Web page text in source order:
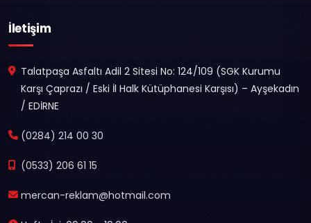
İletişim
Talatpaşa Asfaltı Adil 2 Sitesi No: 124/109 (SGK Kurumu
Karşı Çaprazı / Eski İl Halk Kütüphanesi Karşısı) – Ayşekadın
/ EDİRNE
(0284) 214 00 30
(0533) 206 61 15
mercan-reklam@hotmail.com